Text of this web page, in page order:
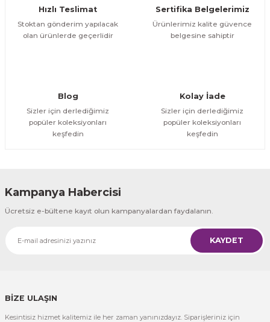
Bu ürüne benzer farklı alternatifler olmalı.
Hızlı Teslimat
Stoktan gönderim yapılacak
olan ürünlerde geçerlidir
Sertifika Belgelerimiz
Ürünlerimiz kalite güvence
belgesine sahiptir
Blog
Sizler için derlediğimiz
popüler koleksiyonları
keşfedin
Kolay İade
Sizler için derlediğimiz
popüler koleksiyonları
keşfedin
Kampanya Habercisi
Ücretsiz e-bültene kayıt olun kampanyalardan faydalanın.
KAYDET
BİZE ULAŞIN
Kesintisiz hizmet kalitemiz ile her zaman yanınızdayız. Siparişleriniz için